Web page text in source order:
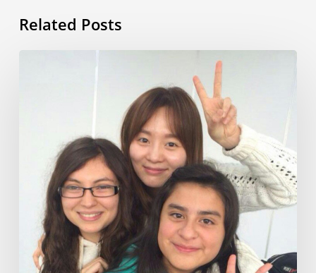
Related Posts